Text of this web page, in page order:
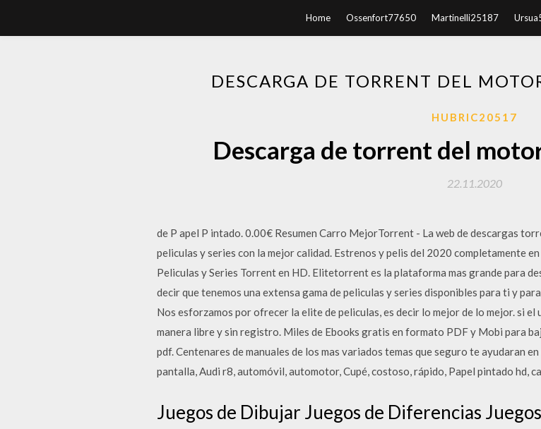
Home Ossenfort77650 Martinelli25187
DESCARGA DE TORRENT DEL
HUBRIC20517
Descarga de torrent del
22.11.2020
de P apel P intado. 0.00€ Resumen Carro MejorTorrent - La web de descargas
peliculas y series con la mejor calidad. Estrenos y pelis del 2020 completamente
Peliculas y Series Torrent en HD. Elitetorrent es la plataforma mas grande para
decir que tenemos una extensa gama de peliculas y series disponibles para ti y
Nos esforzamos por ofrecer la elite de peliculas, es decir lo mejor de lo mejor. si
manera libre y sin registro. Miles de Ebooks gratis en formato PDF y Mobi para
pdf. Centenares de manuales de los mas variados temas que seguro te ayudaran
pantalla, Audi r8, automóvil, automotor, Cupé, costoso, rápido, Papel pintado hd,
Juegos de Dibujar Juegos de Diferencias